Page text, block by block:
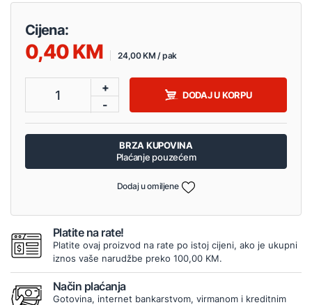
Cijena:
0,40 24,00 KM / pak
1
+
-
DODAJ U KORPU
BRZA KUPOVINA
Plaćanje pouzećem
Dodaj u omiljene
Platite na rate!
Platite ovaj proizvod na rate po istoj cijeni, ako je ukupni
iznos vaše narudžbe preko 100,00 KM.
Način plaćanja
Gotovina, internet bankarstvom, virmanom i kreditnim